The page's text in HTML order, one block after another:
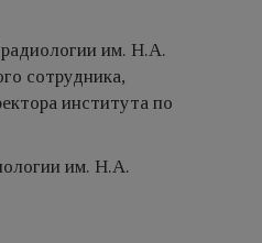
им. Н.А.
сотрудника,
институ­та по
им. Н.А.